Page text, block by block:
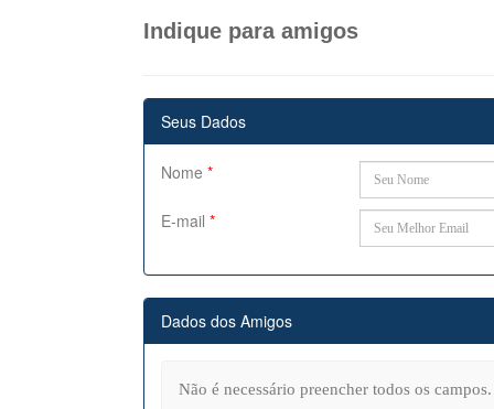
Indique para amigos
Seus Dados
Nome *
E-mail *
Dados dos Amigos
Não é necessário preencher todos os campos.